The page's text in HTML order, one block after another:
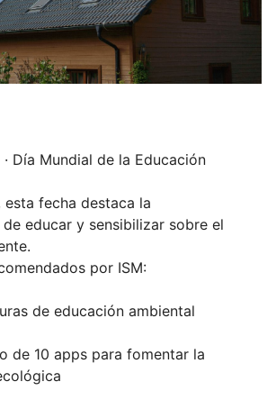
Día Mundial de la Educación
esta fecha destaca la
educar y sensibilizar sobre el
por ISM:
de educación ambiental
de 10 apps para fomentar la